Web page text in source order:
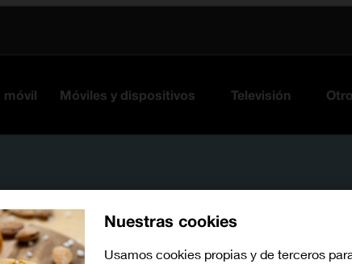
móvil Móviles y dispositivos Televisión
Nuestras cookies
Usamos cookies propias y de terceros